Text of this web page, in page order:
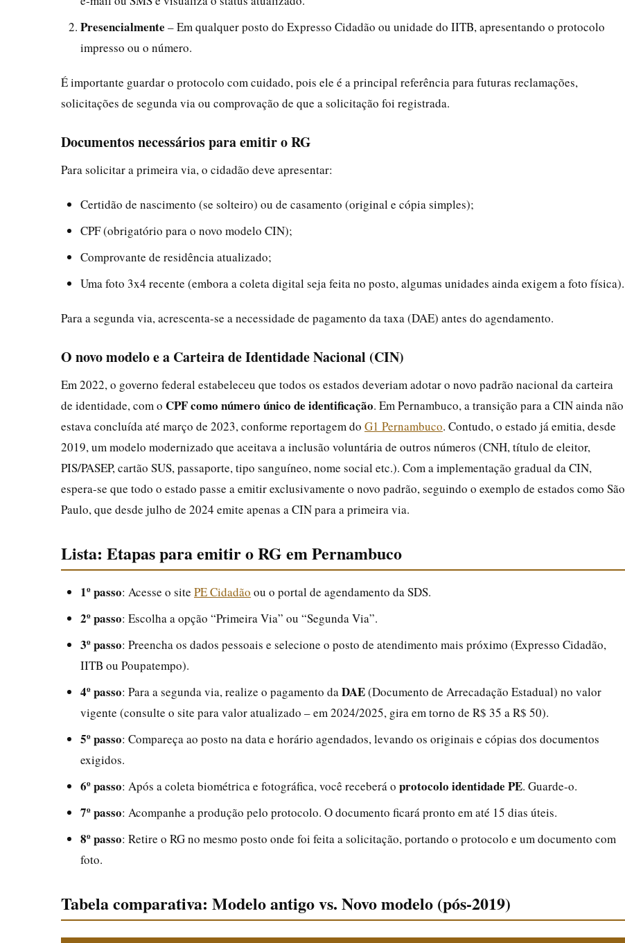
Presencialmente – Em qualquer posto do Expresso Cidadão ou unidade do IITB, apresentando o protocolo
impresso ou o número.
É importante guardar o protocolo com cuidado, pois ele é a principal referência para futuras reclamações,
solicitações de segunda via ou comprovação de que a solicitação foi registrada.
Documentos necessários para emitir o RG
Para solicitar a primeira via, o cidadão deve apresentar:
Certidão de nascimento (se solteiro) ou de casamento (original e cópia simples);
CPF (obrigatório para o novo modelo CIN);
Comprovante de residência atualizado;
Uma foto 3x4 recente (embora a coleta digital seja feita no posto, algumas unidades ainda exigem a foto física).
Para a segunda via, acrescenta-se a necessidade de pagamento da taxa (DAE) antes do agendamento.
O novo modelo e a Carteira de Identidade Nacional (CIN)
Em 2022, o governo federal estabeleceu que todos os estados deveriam adotar o novo padrão nacional da carteira
de identidade, com o CPF como número único de identificação. Em Pernambuco, a transição para a CIN ainda não
estava concluída até março de 2023, conforme reportagem do G1 Pernambuco. Contudo, o estado já emitia, desde
2019, um modelo modernizado que aceitava a inclusão voluntária de outros números (CNH, título de eleitor,
PIS/PASEP, cartão SUS, passaporte, tipo sanguíneo, nome social etc.). Com a implementação gradual da CIN,
espera-se que todo o estado passe a emitir exclusivamente o novo padrão, seguindo o exemplo de estados como São
Paulo, que desde julho de 2024 emite apenas a CIN para a primeira via.
Lista: Etapas para emitir o RG em Pernambuco
1º passo: Acesse o site PE Cidadão ou o portal de agendamento da SDS.
2º passo: Escolha a opção “Primeira Via” ou “Segunda Via”.
3º passo: Preencha os dados pessoais e selecione o posto de atendimento mais próximo (Expresso Cidadão,
IITB ou Poupatempo).
4º passo: Para a segunda via, realize o pagamento da DAE(Documento de Arrecadação Estadual) no valor
vigente (consulte o site para valor atualizado – em 2024/2025, gira em torno de R$ 35 a R$ 50).
5º passo: Compareça ao posto na data e horário agendados, levando os originais e cópias dos documentos
exigidos.
6º passo: Após a coleta biométrica e fotográfica, você receberá o protocolo identidade PE. Guarde-o.
7º passo: Acompanhe a produção pelo protocolo. O documento ficará pronto em até 15 dias úteis.
8º passo: Retire o RG no mesmo posto onde foi feita a solicitação, portando o protocolo e um documento com
foto.
Tabela comparativa: Modelo antigo vs. Novo modelo (pós-2019)